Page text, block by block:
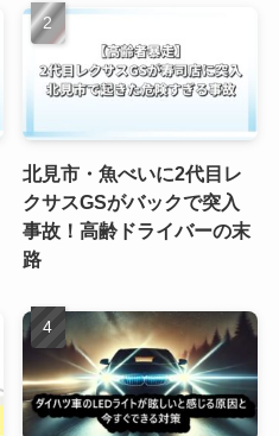
北見市・魚べいに2代目レ
クサスGSがバックで突入
事故！高齢ドライバーの末
路